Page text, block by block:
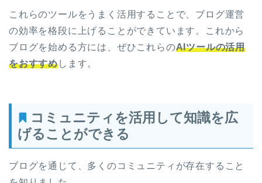
これらのツールをうまく活用することで、ブログ運営
の効率を格段に上げることができています。これから
ブログを始める方には、ぜひこれらのAIツールの活用
をおすすめします。
コミュニティを活用して知識を広
げることができる
ブログを通じて、多くのコミュニティが存在すること